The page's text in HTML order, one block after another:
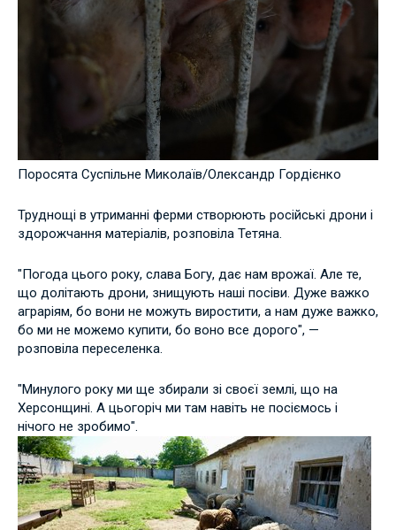
Поросята Суспільне Миколаїв/Олександр Гордієнко
Труднощі в утриманні ферми створюють російські дрони і
здорожчання матеріалів, розповіла Тетяна.
"Погода цього року, слава Богу, дає нам врожаї. Але те,
що долітають дрони, знищують наші посіви. Дуже важко
аграріям, бо вони не можуть виростити, а нам дуже важко,
бо ми не можемо купити, бо воно все дорого", —
розповіла переселенка.
"Минулого року ми ще збирали зі своєї землі, що на
Херсонщині. А цьогоріч ми там навіть не посіємось і
нічого не зробимо".